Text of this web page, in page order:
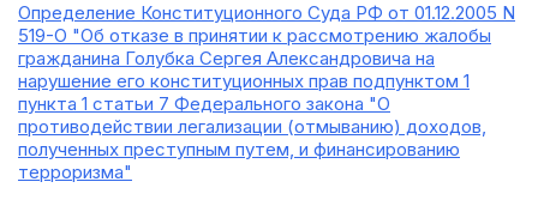
Определение Конституционного Суда РФ от 01.12.2005 N
519-О "Об отказе в принятии к рассмотрению жалобы
гражданина Голубка Сергея Александровича на
нарушение его конституционных прав подпунктом 1
пункта 1 статьи 7 Федерального закона "О
противодействии легализации (отмыванию) доходов,
полученных преступным путем, и финансированию
терроризма"